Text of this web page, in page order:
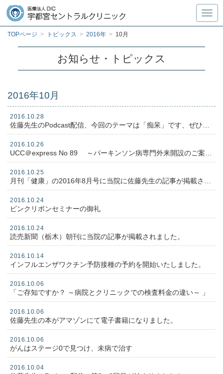
TOPページ > トピックス > 2016年 > 10月
お知らせ・トピックス
2016年10月
2016.10.28
2016.10.26
2016.10.25
2016.10.24
ピンクリボンセミナーの御礼
2016.10.24
読売新聞（栃木）朝刊に当院の記事が掲載されました。
2016.10.14
インフルエンザワクチン予防接種の予約を開始いたしました。
2016.10.06
「ご存知ですか？ ～病院とクリニックでの検査料金の違い～ 」
2016.10.06
佐藤先生の本がアマゾンにて電子書籍になりました。
2016.10.06
がんはステージ0で見つけ、未病で治す
2016.10.04